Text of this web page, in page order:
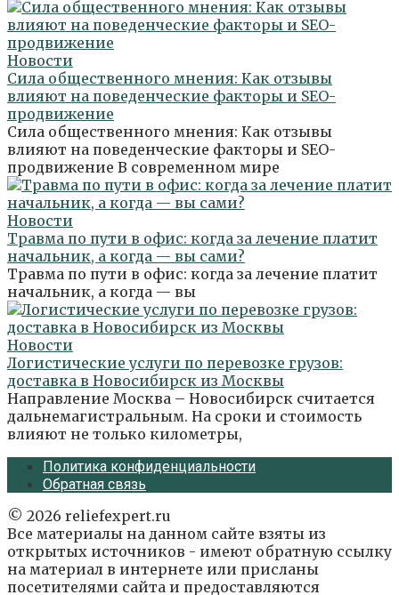
Новости
Сила общественного мнения: Как отзывы
влияют на поведенческие факторы и SEO-
продвижение
Сила общественного мнения: Как отзывы
влияют на поведенческие факторы и SEO-
продвижение В современном мире
Новости
Травма по пути в офис: когда за лечение платит
начальник, а когда — вы сами?
Травма по пути в офис: когда за лечение платит
начальник, а когда — вы
Новости
Логистические услуги по перевозке грузов:
доставка в Новосибирск из Москвы
Направление Москва – Новосибирск считается
дальнемагистральным. На сроки и стоимость
влияют не только километры,
Политика конфиденциальности
Обратная связь
© 2026 reliefexpert.ru
Все материалы на данном сайте взяты из
открытых источников - имеют обратную ссылку
на материал в интернете или присланы
посетителями сайта и предоставляются